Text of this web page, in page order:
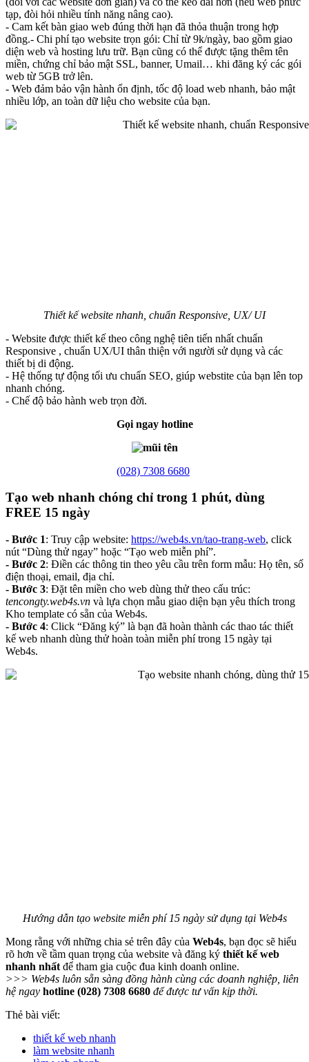
tạp, đòi hỏi nhiều tính năng nâng cao).
- Cam kết bàn giao web đúng thời hạn đã thỏa thuận trong hợp
đồng.- Chi phí tạo website trọn gói: Chỉ từ 9k/ngày, bao gồm giao
diện web và hosting lưu trữ. Bạn cũng có thể được tặng thêm tên
miền, chứng chỉ bảo mật SSL, banner, Umail… khi đăng ký các gói
web từ 5GB trở lên.
- Web đảm bảo vận hành ổn định, tốc độ load web nhanh, bảo mật
nhiều lớp, an toàn dữ liệu cho website của bạn.
Thiết kế website nhanh, chuẩn Responsive, UX/ UI
- Website được thiết kế theo công nghệ tiên tiến nhất chuẩn
Responsive , chuẩn UX/UI thân thiện với người sử dụng và các
thiết bị di động.
- Hệ thống tự động tối ưu chuẩn SEO, giúp webstite của bạn lên top
nhanh chóng.
- Chế độ bảo hành web trọn đời.
Gọi ngay hotline
(028) 7308 6680
Tạo web nhanh chóng chỉ trong 1 phút, dùng
FREE 15 ngày
- Bước 1: Truy cập website: https://web4s.vn/tao-trang-web, click
nút “Dùng thử ngay” hoặc “Tạo web miễn phí”.
- Bước 2: Điền các thông tin theo yêu cầu trên form mẫu: Họ tên, số
điện thoại, email, địa chỉ.
- Bước 3: Đặt tên miền cho web dùng thử theo cấu trúc:
tencongty.web4s.vn và lựa chọn mẫu giao diện bạn yêu thích trong
Kho template có sẵn của Web4s.
- Bước 4: Click “Đăng ký” là bạn đã hoàn thành các thao tác thiết
kế web nhanh dùng thử hoàn toàn miễn phí trong 15 ngày tại
Web4s.
Hướng dẫn tạo website miễn phí 15 ngày sử dụng tại Web4s
Mong rằng với những chia sẻ trên đây của Web4s, bạn đọc sẽ hiểu
rõ hơn về tầm quan trọng của website và đăng ký thiết kế web
nhanh nhất để tham gia cuộc đua kinh doanh online.
>>> Web4s luôn sẵn sàng đồng hành cùng các doanh nghiệp, liên
hệ ngay hotline (028) 7308 6680 để được tư vấn kịp thời.
Thẻ bài viết:
thiết kế web nhanh
làm website nhanh